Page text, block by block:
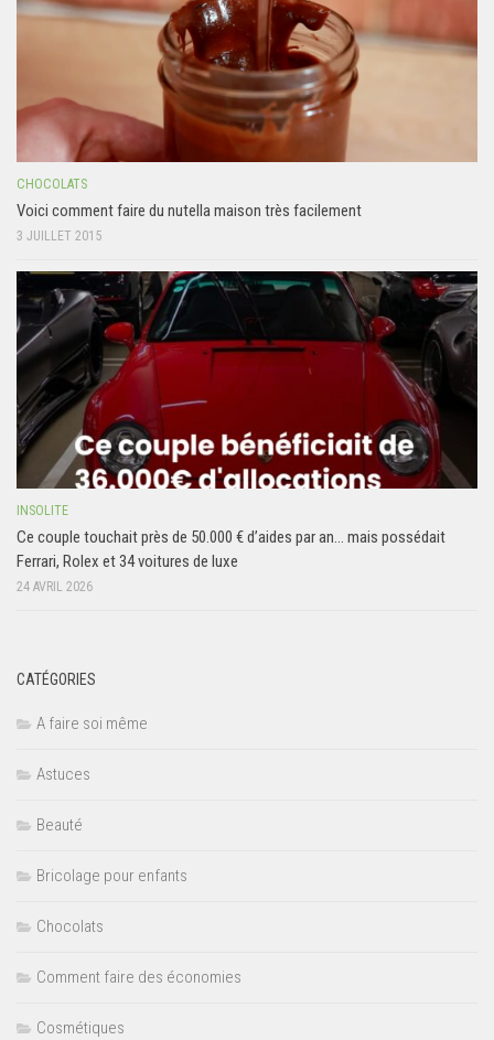
CHOCOLATS
Voici comment faire du nutella maison très facilement
3 JUILLET 2015
INSOLITE
Ce couple touchait près de 50.000 € d’aides par an… mais possédait
Ferrari, Rolex et 34 voitures de luxe
24 AVRIL 2026
CATÉGORIES
A faire soi même
Astuces
Beauté
Bricolage pour enfants
Chocolats
Comment faire des économies
Cosmétiques